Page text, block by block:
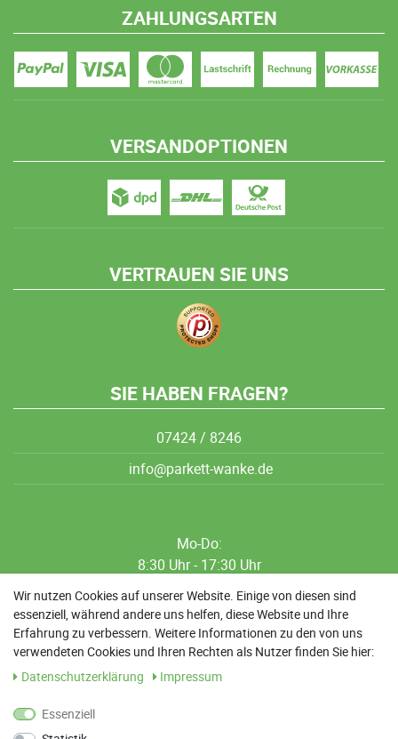
ZAHLUNGSARTEN
VERSANDOPTIONEN
VERTRAUEN SIE UNS
SIE HABEN FRAGEN?
07424 / 8246
info@parkett-wanke.de
Mo-Do:
8:30 Uhr - 17:30 Uhr
8:30 Uhr - 12:00 Uhr
13:00 Uhr - 17:30 Uhr
Sa: 9:00 Uhr - 13:00 Uhr
Wir nutzen Cookies auf unserer Website. Einige von diesen sind
essenziell, während andere uns helfen, diese Website und Ihre
Erfahrung zu verbessern. Weitere Informationen zu den von uns
verwendeten Cookies und Ihren Rechten als Nutzer finden Sie hier:
Daten­schutz­erklärung
Impressum
Essenziell